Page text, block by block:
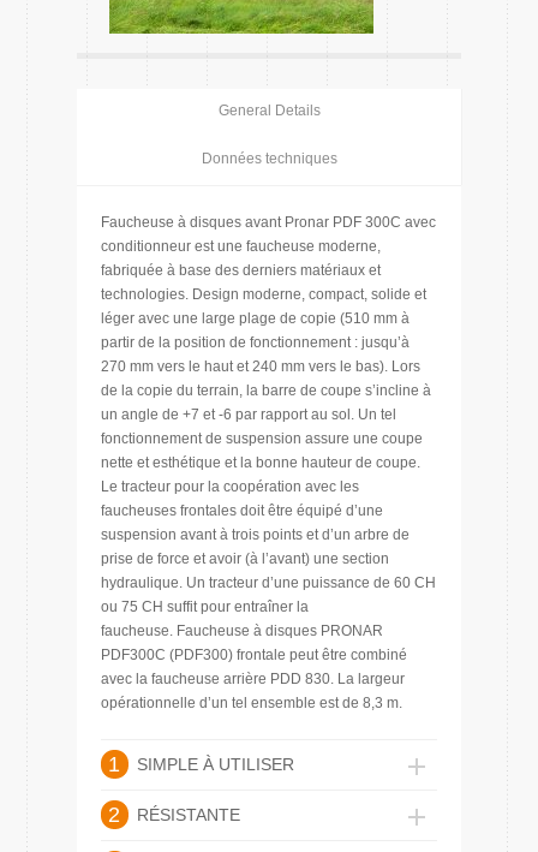
General Details
Données techniques
Faucheuse à disques avant Pronar PDF 300C avec
conditionneur est une faucheuse moderne,
fabriquée à base des derniers matériaux et
technologies. Design moderne, compact, solide et
léger avec une large plage de copie (510 mm à
partir de la position de fonctionnement : jusqu’à
270 mm vers le haut et 240 mm vers le bas). Lors
de la copie du terrain, la barre de coupe s’incline à
un angle de +7 et -6 par rapport au sol. Un tel
fonctionnement de suspension assure une coupe
nette et esthétique et la bonne hauteur de coupe.
Le tracteur pour la coopération avec les
faucheuses frontales doit être équipé d’une
suspension avant à trois points et d’un arbre de
prise de force et avoir (à l’avant) une section
hydraulique. Un tracteur d’une puissance de 60 CH
ou 75 CH suffit pour entraîner la
faucheuse. Faucheuse à disques PRONAR
PDF300C (PDF300) frontale peut être combiné
avec la faucheuse arrière PDD 830. La largeur
opérationnelle d’un tel ensemble est de 8,3 m.
1 SIMPLE À UTILISER
2 RÉSISTANTE